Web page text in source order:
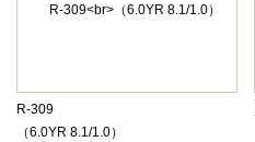
R-309
（6.0YR 8.1/1.0）